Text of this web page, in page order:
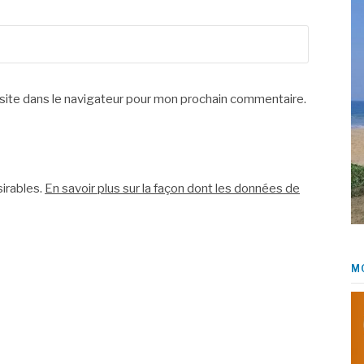
dans le navigateur pour mon prochain commentaire.
En savoir plus sur la façon dont les données de